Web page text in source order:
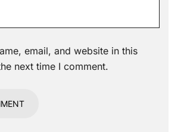
email, and website in this
next time I comment.